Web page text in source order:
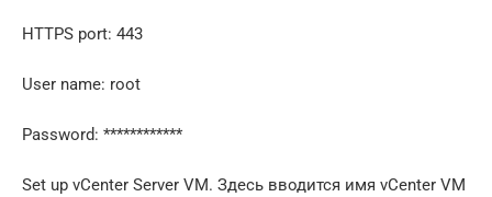
HTTPS port: 443
User name: root
Password: ************
Set up vCenter Server VM. Здесь вводится имя vCenter VM